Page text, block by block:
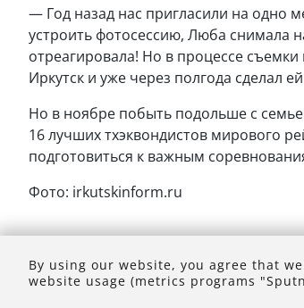
— Год назад нас пригласили на одно
устроить фотосессию, Люба снимала
отреагировала! Но в процессе
Иркутск и уже через полгода сделал
Но в ноябре побыть подольше с
16 лучших тхэквондистов мирового
подготовиться к важным
Фото: irkutskinform.ru
By using our website, you agree that
website usage (metrics programs